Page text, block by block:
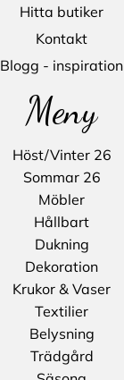
Hitta butiker
Kontakt
Blogg - inspiration
Meny
Höst/Vinter 26
Sommar 26
Möbler
Hållbart
Dukning
Dekoration
Krukor & Vaser
Textilier
Belysning
Trädgård